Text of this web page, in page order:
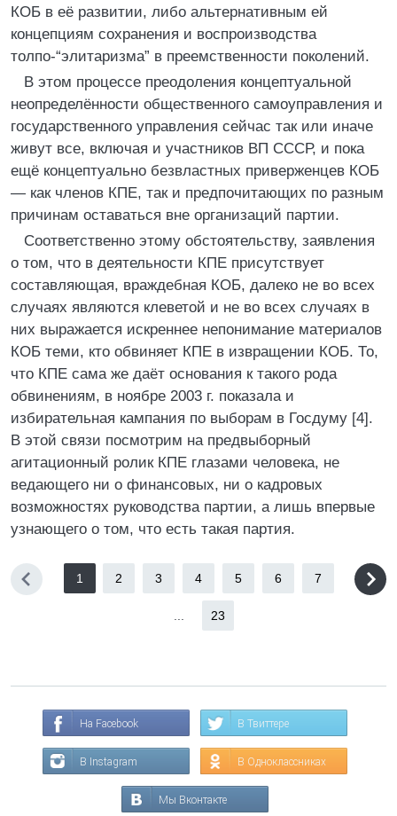
КОБ в её развитии, либо альтернативным ей
концепциям сохранения и воспроизводства
толпо-“элитаризма” в преемственности поколений.
В этом процессе преодоления концептуальной
неопределённости общественного самоуправления и
государственного управления сейчас так или иначе
живут все, включая и участников ВП СССР, и пока
ещё концептуально безвластных приверженцев КОБ
— как членов КПЕ, так и предпочитающих по разным
причинам оставаться вне организаций партии.
Соответственно этому обстоятельству, заявления
о том, что в деятельности КПЕ присутствует
составляющая, враждебная КОБ, далеко не во всех
случаях являются клеветой и не во всех случаях в
них выражается искреннее непонимание материалов
КОБ теми, кто обвиняет КПЕ в извращении КОБ. То,
что КПЕ сама же даёт основания к такого рода
обвинениям, в ноябре 2003 г. показала и
избирательная кампания по выборам в Госдуму [4].
В этой связи посмотрим на предвыборный
агитационный ролик КПЕ глазами человека, не
ведающего ни о финансовых, ни о кадровых
возможностях руководства партии, а лишь впервые
узнающего о том, что есть такая партия.
1 2 3 4 5 6 7
23
На Facebook В Твиттере
В Instagram В Одноклассниках
Мы Вконтакте